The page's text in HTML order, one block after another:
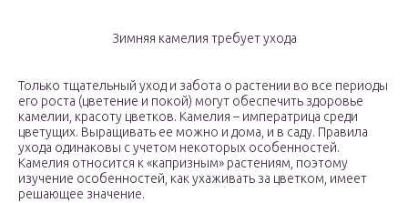
Зимняя камелия требует ухода
Только тщательный уход и забота о растении во все периоды
его роста (цветение и покой) могут обеспечить здоровье
камелии, красоту цветков. Камелия – императрица среди
цветущих. Выращивать ее можно и дома, и в саду. Правила
ухода одинаковы с учетом некоторых особенностей.
Камелия относится к «капризным» растениям, поэтому
изучение особенностей, как ухаживать за цветком, имеет
решающее значение.